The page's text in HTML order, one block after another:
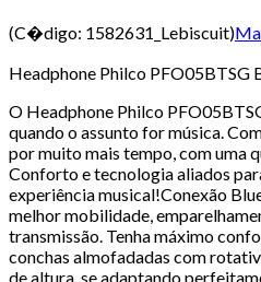
(C�digo: 1582631_Lebiscuit)
Headphone Philco PFO05BTSG
O Headphone Philco
quando o assunto for música.
por muito mais tempo, com uma
Conforto e tecnologia aliados
experiência musical!Conexão
melhor mobilidade,
transmissão. Tenha máximo
conchas almofadadas com
de altura, se adaptando